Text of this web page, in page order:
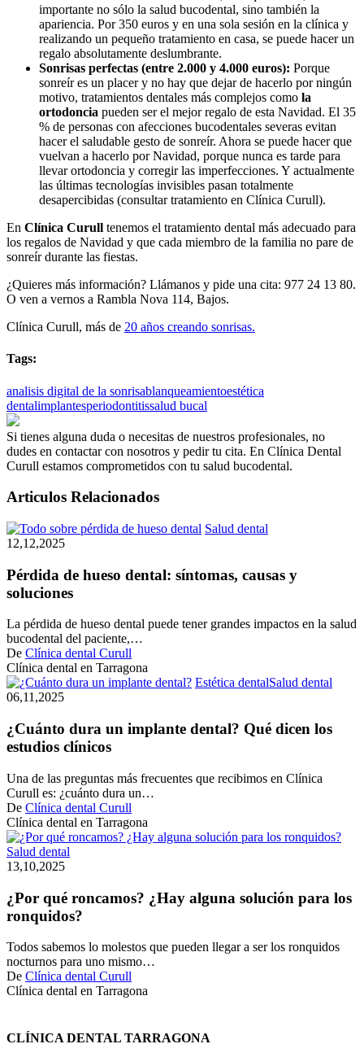
importante no sólo la salud bucodental, sino también la
apariencia. Por 350 euros y en una sola sesión en la clínica y
realizando un pequeño tratamiento en casa, se puede hacer un
regalo absolutamente deslumbrante.
Sonrisas perfectas (entre 2.000 y 4.000 euros): Porque
sonreír es un placer y no hay que dejar de hacerlo por ningún
motivo, tratamientos dentales más complejos como la
ortodoncia pueden ser el mejor regalo de esta Navidad. El 35
% de personas con afecciones bucodentales severas evitan
hacer el saludable gesto de sonreír. Ahora se puede hacer que
vuelvan a hacerlo por Navidad, porque nunca es tarde para
llevar ortodoncia y corregir las imperfecciones. Y actualmente
las últimas tecnologías invisibles pasan totalmente
desapercibidas (consultar tratamiento en Clínica Curull).
En Clínica Curull tenemos el tratamiento dental más adecuado para
los regalos de Navidad y que cada miembro de la familia no pare de
sonreír durante las fiestas.
¿Quieres más información? Llámanos y pide una cita: 977 24 13 80.
O ven a vernos a Rambla Nova 114, Bajos.
Clínica Curull, más de 20 años creando sonrisas.
Tags:
analisis digital de la sonrisablanqueamientoestética
dentalimplantesperiodontitissalud bucal
Si tienes alguna duda o necesitas de nuestros profesionales, no
dudes en contactar con nosotros y pedir tu cita. En Clínica Dental
Curull estamos comprometidos con tu salud bucodental.
Articulos Relacionados
Salud dental
dental:
síntomas,
soluciones
12,12,2025
Pérdida de hueso dental: síntomas, causas y
soluciones
La pérdida de hueso dental puede tener grandes impactos en la salud
bucodental del paciente,…
De Clínica dental Curull
Clínica dental en Tarragona
Estética dentalSalud dental
06,11,2025
¿Cuánto dura un implante dental? Qué dicen los
estudios clínicos
Una de las preguntas más frecuentes que recibimos en Clínica
Curull es: ¿cuánto dura un…
De Clínica dental Curull
Clínica dental en Tarragona
Salud dental
¿Hay
alguna
solución
los
ronquidos?
13,10,2025
¿Por qué roncamos? ¿Hay alguna solución para los
ronquidos?
Todos sabemos lo molestos que pueden llegar a ser los ronquidos
nocturnos para uno mismo…
De Clínica dental Curull
Clínica dental en Tarragona
CLÍNICA DENTAL TARRAGONA